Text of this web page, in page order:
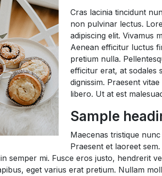
Cras lacinia tincidunt
non pulvinar lectus.
adipiscing elit. Vivamus
Aenean efficitur luctus
pretium nulla.
efficitur erat, at sodales
dignissim. Praesent
libero. Ut at est
Sample
Maecenas tristique
Praesent et laoreet
semper mi. Fusce eros justo, hendrerit
eget varius erat pretium. Nullam